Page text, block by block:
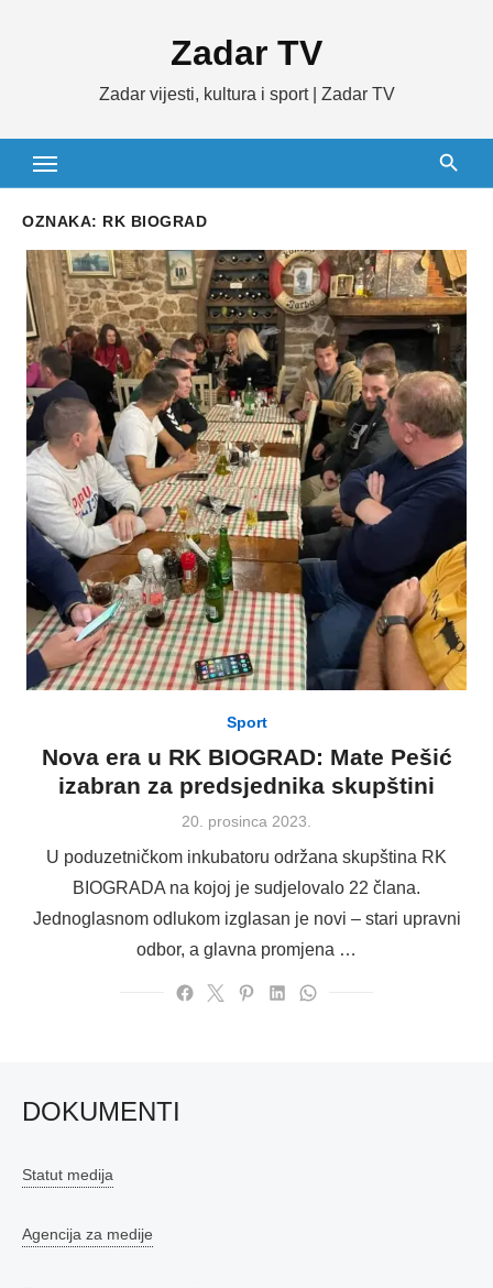
Zadar TV
Zadar vijesti, kultura i sport | Zadar TV
OZNAKA: RK BIOGRAD
Sport
Nova era u RK BIOGRAD: Mate Pešić
izabran za predsjednika skupštini
Posted
20. prosinca 2023.
U poduzetničkom inkubatoru održana skupština RK
BIOGRADA na kojoj je sudjelovalo 22 člana.
Jednoglasnom odlukom izglasan je novi – stari upravni
odbor, a glavna promjena …
DOKUMENTI
Statut medija
Agencija za medije